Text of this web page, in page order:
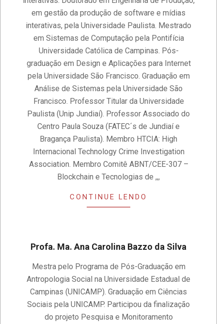
em gestão da produção de software e mídias
interativas, pela Universidade Paulista. Mestrado
em Sistemas de Computação pela Pontifícia
Universidade Católica de Campinas. Pós-
graduação em Design e Aplicações para Internet
pela Universidade São Francisco. Graduação em
Análise de Sistemas pela Universidade São
Francisco. Professor Titular da Universidade
Paulista (Unip Jundiaí). Professor Associado do
Centro Paula Souza (FATEC´s de Jundiaí e
Bragança Paulista). Membro HTCIA: High
Internacional Technology Crime Investigation
Association. Membro Comitê ABNT/CEE-307 –
Blockchain e Tecnologias de ,,,
CONTINUE LENDO
Profa. Ma. Ana Carolina Bazzo da Silva
11-
14
Mestra pelo Programa de Pós-Graduação em
Antropologia Social na Universidade Estadual de
Campinas (UNICAMP). Graduação em Ciências
Sociais pela UNICAMP. Participou da finalização
do projeto Pesquisa e Monitoramento